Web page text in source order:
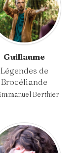
Guillaume
Légendes de
Brocéliande
Berthier